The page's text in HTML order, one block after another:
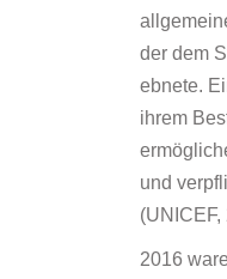
der dem
ebnete.
ihrem
und
(UNICEF,
2016